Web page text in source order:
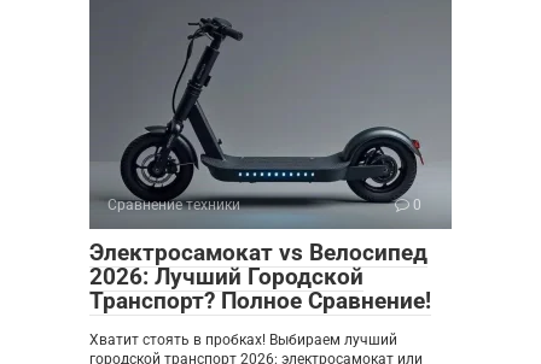
Сравнение техники 0
Электросамокат vs Велосипед
2026: Лучший Городской
Транспорт? Полное Сравнение!
Хватит стоять в пробках! Выбираем лучший
городской транспорт 2026: электросамокат или